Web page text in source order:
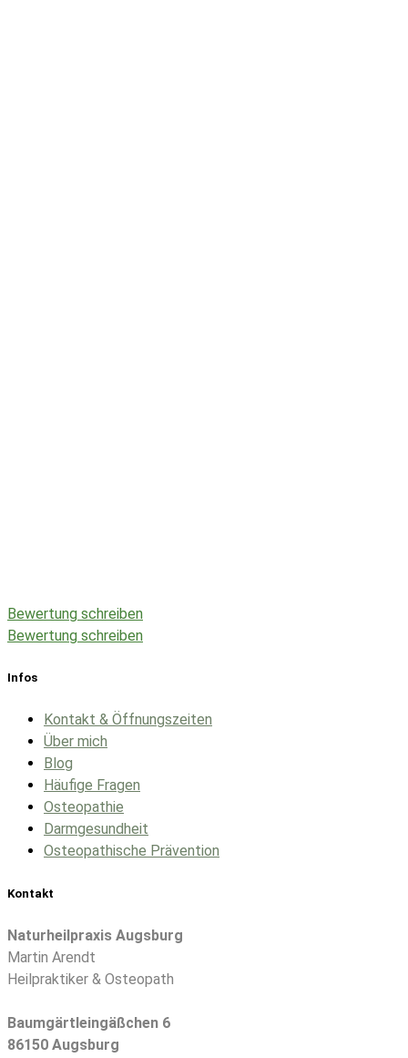
Bewertung schreiben
Bewertung schreiben
Infos
Kontakt & Öffnungszeiten
Über mich
Blog
Häufige Fragen
Osteopathie
Darmgesundheit
Osteopathische Prävention
Kontakt
Naturheilpraxis Augsburg
Martin Arendt
Heilpraktiker & Osteopath
Baumgärtleingäßchen 6
86150 Augsburg